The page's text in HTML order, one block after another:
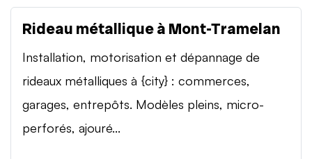
Rideau métallique à Mont-Tramelan
Installation, motorisation et dépannage de
rideaux métalliques à {city} : commerces,
garages, entrepôts. Modèles pleins, micro-
perforés, ajouré...